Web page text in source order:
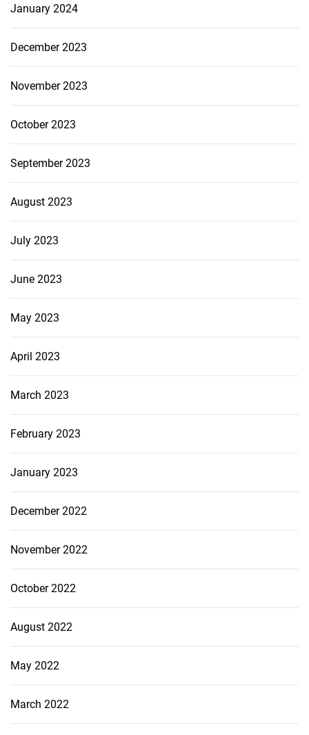
January 2024
December 2023
November 2023
October 2023
September 2023
August 2023
July 2023
June 2023
May 2023
April 2023
March 2023
February 2023
January 2023
December 2022
November 2022
October 2022
August 2022
May 2022
March 2022